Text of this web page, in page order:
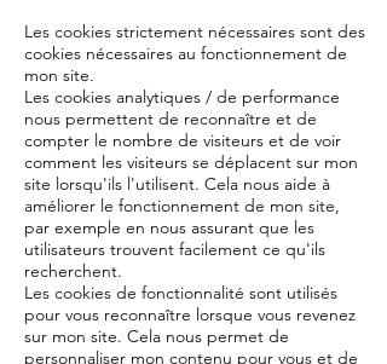
Les cookies strictement nécessaires sont des
cookies nécessaires au fonctionnement de
mon site.
Les cookies analytiques / de performance
nous permettent de reconnaître et de
compter le nombre de visiteurs et de voir
comment les visiteurs se déplacent sur mon
site lorsqu'ils l'utilisent. Cela nous aide à
améliorer le fonctionnement de mon site,
par exemple en nous assurant que les
utilisateurs trouvent facilement ce qu'ils
recherchent.
Les cookies de fonctionnalité sont utilisés
pour vous reconnaître lorsque vous revenez
sur mon site. Cela nous permet de
personnaliser mon contenu pour vous et de